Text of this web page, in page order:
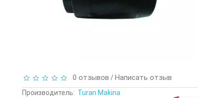
0 отзывов /Написать отзыв
Производитель: Turan Makina